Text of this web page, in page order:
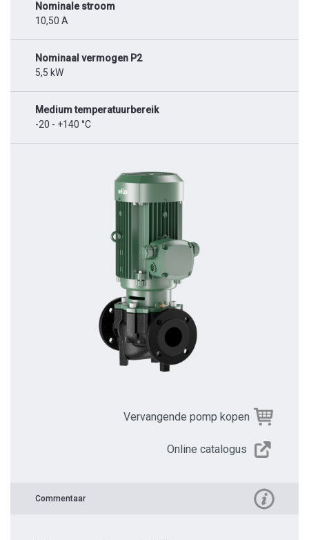
Nominale stroom
10,50 A
Nominaal vermogen P2
5,5 kW
Medium temperatuurbereik
-20 - +140 °C
Vervangende pomp kopen
Online catalogus
Commentaar